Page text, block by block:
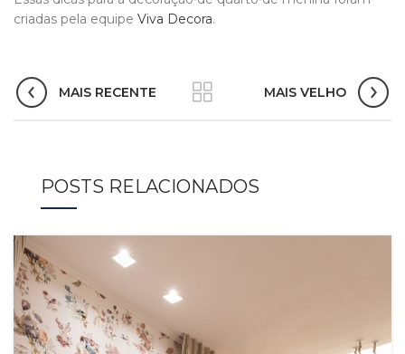
criadas pela equipe Viva Decora.
MAIS RECENTE MAIS VELHO
POSTS RELACIONADOS